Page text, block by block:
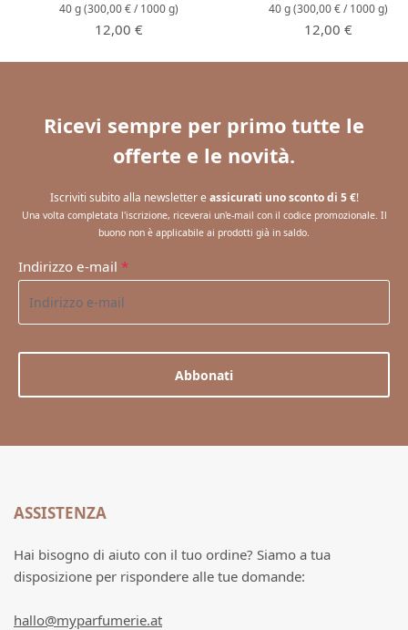
40 g(300,00 € / 1000 g)
Prezzo normale:
12,00 €
40 g(300,00 € / 1000 g)
Prezzo normale:
12,00 €
Ricevi sempre per primo tutte le
offerte e le novità.
Iscriviti subito alla newsletter e assicurati uno sconto di 5 €!
Una volta completata l'iscrizione, riceverai un'e-mail con il codice promozionale. Il
buono non è applicabile ai prodotti già in saldo.
Indirizzo e-mail *
Abbonati
ASSISTENZA
Hai bisogno di aiuto con il tuo ordine? Siamo a tua
disposizione per rispondere alle tue domande:
hallo@myparfumerie.at